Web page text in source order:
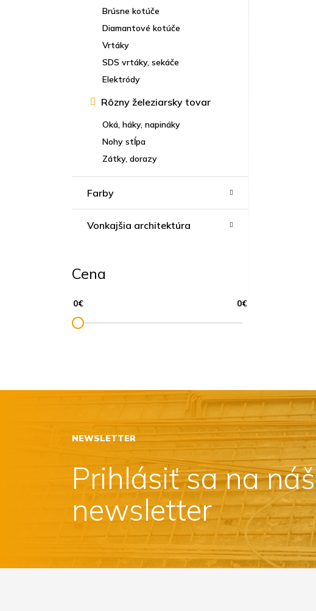
Brúsne kotúče
Diamantové kotúče
Vrtáky
SDS vrtáky, sekáče
Elektródy
Rôzny železiarsky tovar
Oká, háky, napináky
Nohy stĺpa
Zátky, dorazy
Farby
Vonkajšia architektúra
Cena
NEWSLETTER
Prihlásiť sa na náš
newsletter